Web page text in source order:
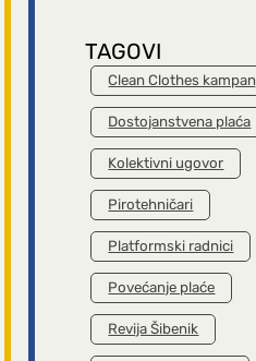
TAGOVI
Clean Clothes
Dostojanstvena plaća
Kolektivni ugovor
Pirotehničari
Platformski radnici
Povećanje plaće
Revija Šibenik